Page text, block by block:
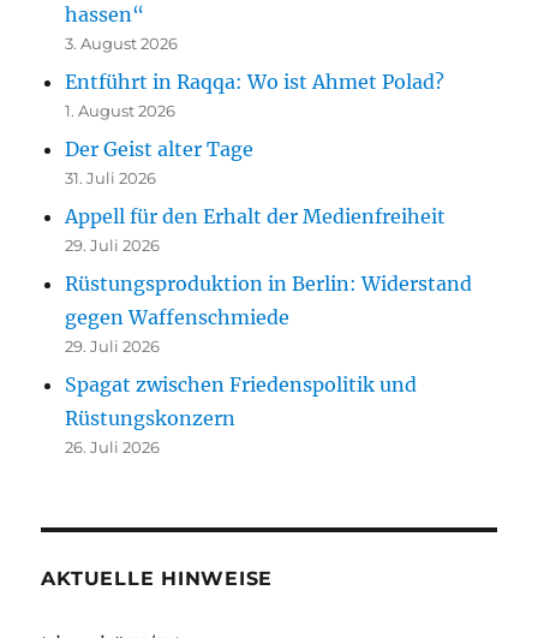
hassen“
3. August 2026
Entführt in Raqqa: Wo ist Ahmet Polad?
1. August 2026
Der Geist alter Tage
31. Juli 2026
Appell für den Erhalt der Medienfreiheit
29. Juli 2026
Rüstungsproduktion in Berlin: Widerstand
gegen Waffenschmiede
29. Juli 2026
Spagat zwischen Friedenspolitik und
Rüstungskonzern
26. Juli 2026
AKTUELLE HINWEISE